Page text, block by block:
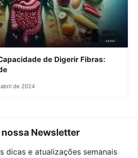
de Digerir Fibras:
de 2024
Newsletter
dicas e atualizações semanais